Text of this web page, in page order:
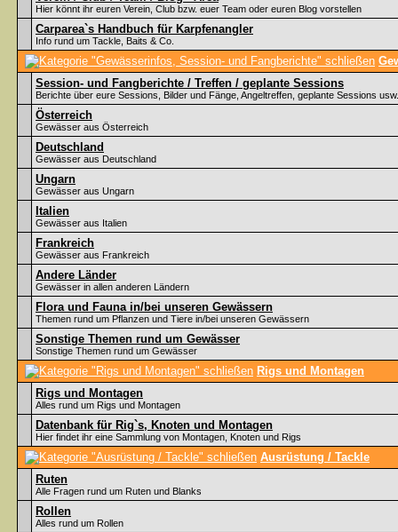
Hier könnt ihr euren Verein, Club bzw. euer Team oder euren Blog vorstellen
Carparea`s Handbuch für Karpfenangler
Info rund um Tackle, Baits & Co.
Session- und Fangberichte / Treffen / geplante Sessions
Berichte über eure Sessions, Bilder und Fänge, Angeltreffen, geplante Sessions usw.
Österreich
Gewässer aus Österreich
Deutschland
Gewässer aus Deutschland
Ungarn
Gewässer aus Ungarn
Italien
Gewässer aus Italien
Frankreich
Gewässer aus Frankreich
Andere Länder
Gewässer in allen anderen Ländern
Flora und Fauna in/bei unseren Gewässern
Themen rund um Pflanzen und Tiere in/bei unseren Gewässern
Sonstige Themen rund um Gewässer
Sonstige Themen rund um Gewässer
Rigs und Montagen
Rigs und Montagen
Alles rund um Rigs und Montagen
Datenbank für Rig`s, Knoten und Montagen
Hier findet ihr eine Sammlung von Montagen, Knoten und Rigs
Ausrüstung / Tackle
Ruten
Alle Fragen rund um Ruten und Blanks
Rollen
Alles rund um Rollen